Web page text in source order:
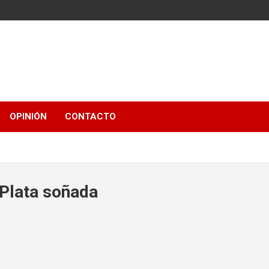
OPINIÓN CONTACTO
soñada